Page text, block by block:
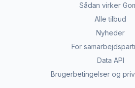
Sådan virker
Alle tilbud
Nyheder
For
Data API
Brugerbetingelser og